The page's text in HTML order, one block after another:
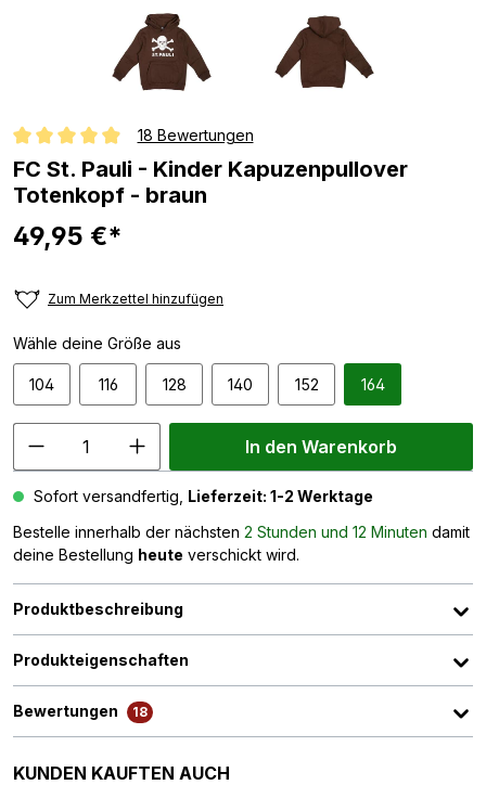
Durchschnittliche Bewertung von 4.9 von 5 Sternen
18 Bewertungen
FC St. Pauli - Kinder Kapuzenpullover
Totenkopf - braun
49,95 €*
Zum Merkzettel hinzufügen
Wähle deine Größe aus
104 116 128 140 152 164
In den Warenkorb
Sofort versandfertig, Lieferzeit: 1-2 Werktage
Bestelle innerhalb der nächsten 2 Stunden und 12 Minuten damit
deine Bestellung heute verschickt wird.
Produktbeschreibung
Produkteigenschaften
Bewertungen 18
Produktgalerie überspringen
KUNDEN KAUFTEN AUCH